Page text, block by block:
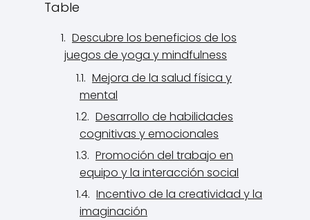
Table
Descubre los beneficios de los
juegos de yoga y mindfulness
Mejora de la salud física y
mental
Desarrollo de habilidades
cognitivas y emocionales
Promoción del trabajo en
equipo y la interacción social
Incentivo de la creatividad y la
imaginación